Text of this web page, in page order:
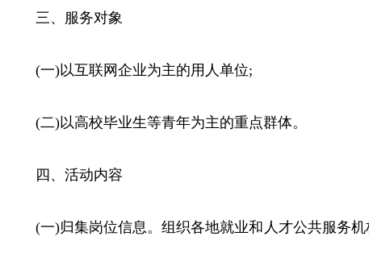
三、服务对象
(一)以互联网企业为主的用人单位;
(二)以高校毕业生等青年为主的重点群体。
四、活动内容
(一)归集岗位信息。组织各地就业和人才公共服务机